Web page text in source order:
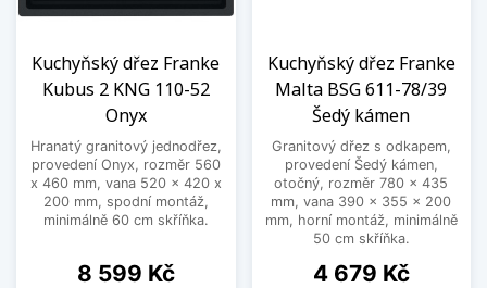
Kuchyňský dřez Franke
Kubus 2 KNG 110-52
Onyx
Hranatý granitový jednodřez,
provedení Onyx, rozměr 560
x 460 mm, vana 520 x 420 x
200 mm, spodní montáž,
minimálně 60 cm skříňka.
Cena
8 599 Kč
Kuchyňský dřez Franke
Malta BSG 611-78/39
Šedý kámen
Granitový dřez s odkapem,
provedení Šedý kámen,
otočný, rozměr 780 x 435
mm, vana 390 x 355 x 200
mm, horní montáž, minimálně
50 cm skříňka.
Cena
4 679 Kč